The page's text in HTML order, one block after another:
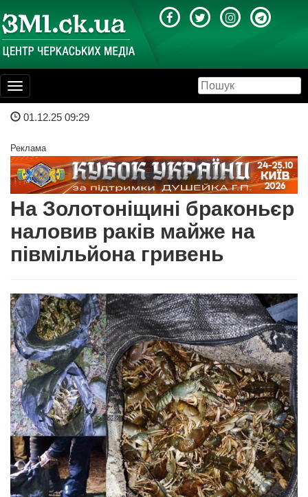
Toggle
navigation
01.12.25 09:29
Реклама
На Золотоніщині браконьєр
наловив раків майже на
півмільйона гривень